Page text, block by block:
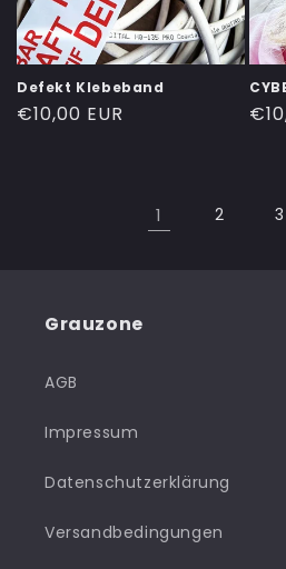
Defekt Klebeband
Normaler
€10,00 EUR
1 2 3
Grauzone
AGB
Impressum
Datenschutzerklärung
Versandbedingungen